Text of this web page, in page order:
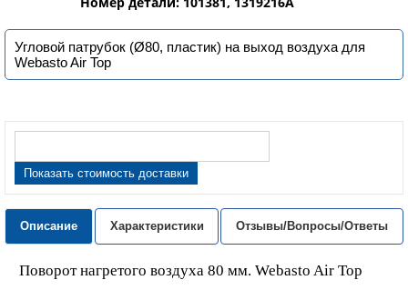
Угловой патрубок (Ø80, пластик) на выход воздуха для
Webasto Air Top
Показать стоимость доставки
Описание Характеристики Отзывы/Вопросы/Ответы
Поворот нагретого воздуха 80 мм. Webasto Air Top